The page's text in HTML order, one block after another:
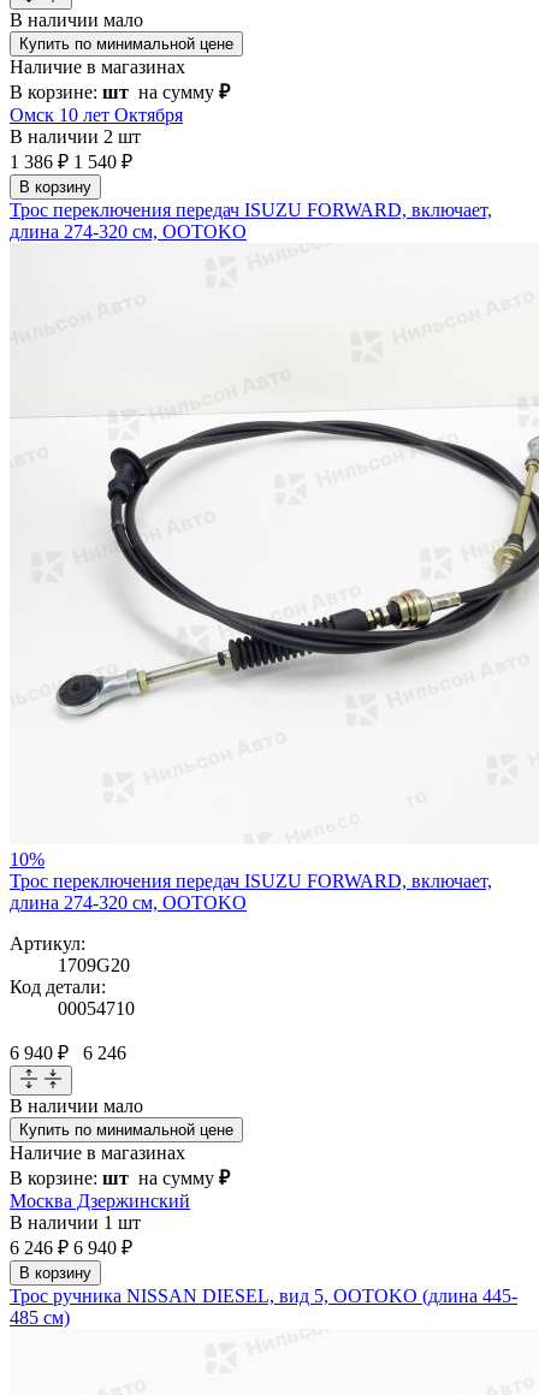
В наличии мало
Купить по минимальной цене
Наличие в магазинах
В корзине: шт на сумму ₽
Омск 10 лет Октября
В наличии 2 шт
1 386 ₽ 1 540 ₽
В корзину
Трос переключения передач ISUZU FORWARD, включает,
длина 274-320 см, OOTOKO
10%
Трос переключения передач ISUZU FORWARD, включает,
длина 274-320 см, OOTOKO
Артикул:
1709G20
Код детали:
00054710
6 940 ₽ 6 246
В наличии мало
Купить по минимальной цене
Наличие в магазинах
В корзине: шт на сумму ₽
Москва Дзержинский
В наличии 1 шт
6 246 ₽ 6 940 ₽
В корзину
Трос ручника NISSAN DIESEL, вид 5, OOTOKO (длина 445-
485 см)